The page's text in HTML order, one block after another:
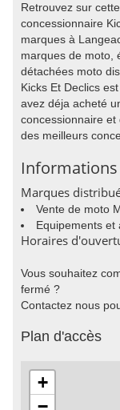
Retrouvez sur
concessionnaire
marques à
marques de moto,
détachées moto
Kicks Et Declics
avez déja acheté
concessionnaire
des meilleurs
Marques
Vente de moto
Equipements et
Horaires
Vous souhaitez
fermé ?
Contactez nous
Plan d'accès
+